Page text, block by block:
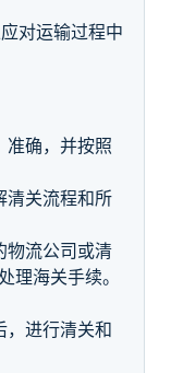
对运输过程中
准确，并按照
清关流程和所
物流公司或清
理海关手续。
，进行清关和